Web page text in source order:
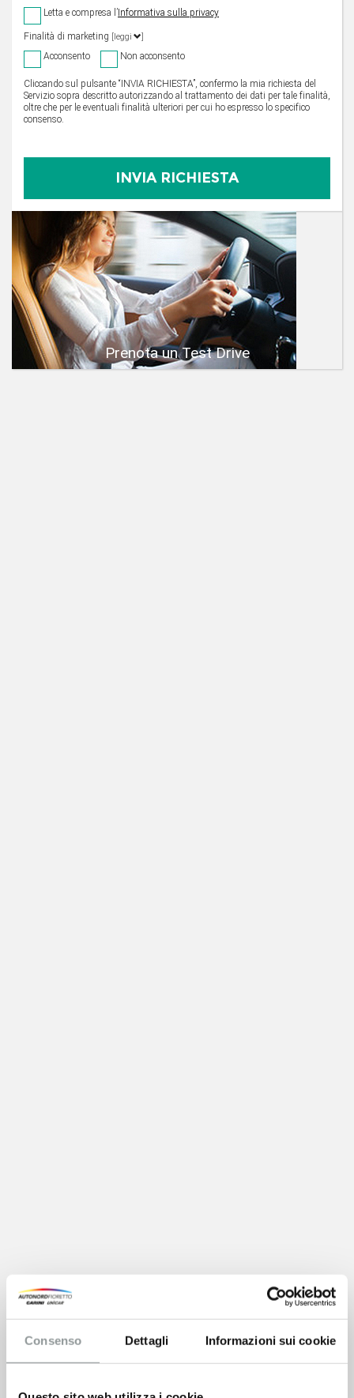
Consenso Dettagli Informazioni sui cookie
Letta e compresa l’ Informativa sulla privacy
Finalità di marketing [leggi
Acconsento Non acconsento
Cliccando sul pulsante “INVIA RICHIESTA”, confermo la mia richiesta del
Servizio sopra descritto autorizzando al trattamento dei dati per tale finalità,
oltre che per le eventuali finalità ulteriori per cui ho espresso lo specifico
consenso.
Prenota un Test Drive